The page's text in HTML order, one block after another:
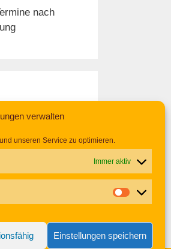
verwalten
unseren Service zu optimieren.
Immer aktiv
Einstellungen speichern
nach